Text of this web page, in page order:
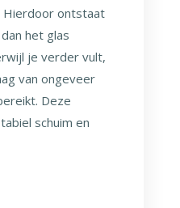
Hierdoor ontstaat
het glas
je verder vult,
van ongeveer
Deze
schuim en